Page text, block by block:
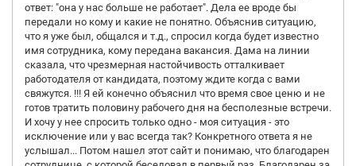
ответ: "она у нас больше не работает". Дела ее вроде бы
передали но кому и какие не понятно. Объяснив ситуацию,
что я уже был, общался и т.д., спросил когда будет известно
имя сотрудника, кому передана вакансия. Дама на линии
сказала, что чрезмерная настойчивость отталкивает
работодателя от кандидата, поэтому ждите когда с вами
свяжутся. !!! Я ей конечно объяснил что время свое ценю и не
готов тратить половину рабочего дня на бесполезные встречи.
И хочу у нее спросить только одно - моя ситуация - это
исключение или у вас всегда так? Конкретного ответа я не
услышал... Потом нашел этот сайт и понимаю, что благодарен